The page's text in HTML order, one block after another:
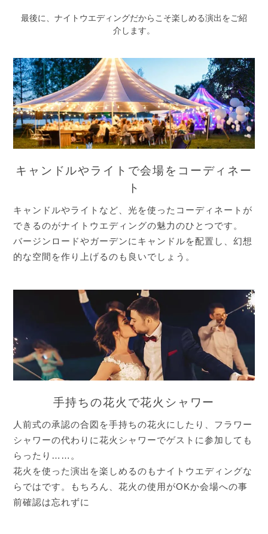
最後に、ナイトウエディングだからこそ楽しめる演出をご紹
介します。
キャンドルやライトで会場をコーディネー
ト
キャンドルやライトなど、光を使ったコーディネートが
できるのがナイトウエディングの魅力のひとつです。
バージンロードやガーデンにキャンドルを配置し、幻想
的な空間を作り上げるのも良いでしょう。
手持ちの花火で花火シャワー
人前式の承認の合図を手持ちの花火にしたり、フラワー
シャワーの代わりに花火シャワーでゲストに参加しても
らったり……。
花火を使った演出を楽しめるのもナイトウエディングな
らではです。もちろん、花火の使用がOKか会場への事
前確認は忘れずに